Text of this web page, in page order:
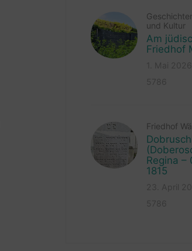
und Kultur
Am
Friedhof
Friedhof
Regina –
1815